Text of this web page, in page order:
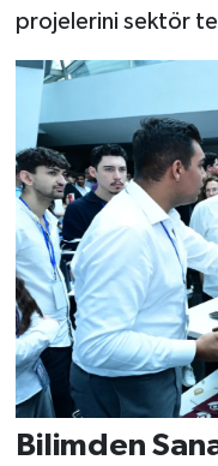
projelerini sektör
Bilimden